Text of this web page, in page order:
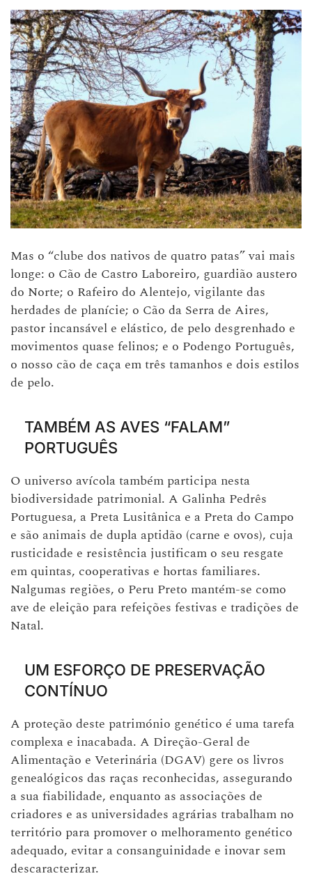
Mas o “clube dos nativos de quatro patas” vai mais
longe: o Cão de Castro Laboreiro, guardião austero
do Norte; o Rafeiro do Alentejo, vigilante das
herdades de planície; o Cão da Serra de Aires,
pastor incansável e elástico, de pelo desgrenhado e
movimentos quase felinos; e o Podengo Português,
o nosso cão de caça em três tamanhos e dois estilos
de pelo.
TAMBÉM AS AVES “FALAM”
PORTUGUÊS
O universo avícola também participa nesta
biodiversidade patrimonial. A Galinha Pedrês
Portuguesa, a Preta Lusitânica e a Preta do Campo
e são animais de dupla aptidão (carne e ovos), cuja
rusticidade e resistência justificam o seu resgate
em quintas, cooperativas e hortas familiares.
Nalgumas regiões, o Peru Preto mantém-se como
ave de eleição para refeições festivas e tradições de
Natal.
UM ESFORÇO DE PRESERVAÇÃO
CONTÍNUO
A proteção deste património genético é uma tarefa
complexa e inacabada. A Direção-Geral de
Alimentação e Veterinária (DGAV) gere os livros
genealógicos das raças reconhecidas, assegurando
a sua fiabilidade, enquanto as associações de
criadores e as universidades agrárias trabalham no
território para promover o melhoramento genético
adequado, evitar a consanguinidade e inovar sem
descaracterizar.